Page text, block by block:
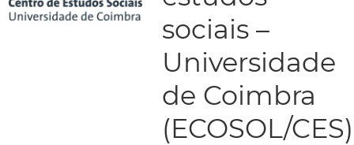
sociais –
Universidade
de Coimbra
(ECOSOL/CES)